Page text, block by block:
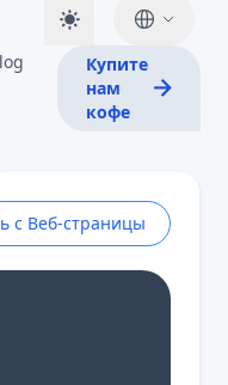
Купите
нам
кофе
с Веб-страницы